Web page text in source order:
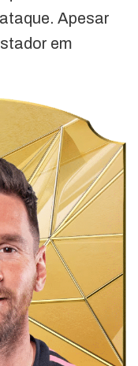
Apesar
em